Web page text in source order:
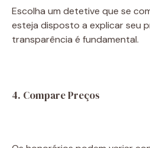
Escolha um detetive que se
esteja disposto a explicar seu
transparência é fundamental.
4. Compare Preços